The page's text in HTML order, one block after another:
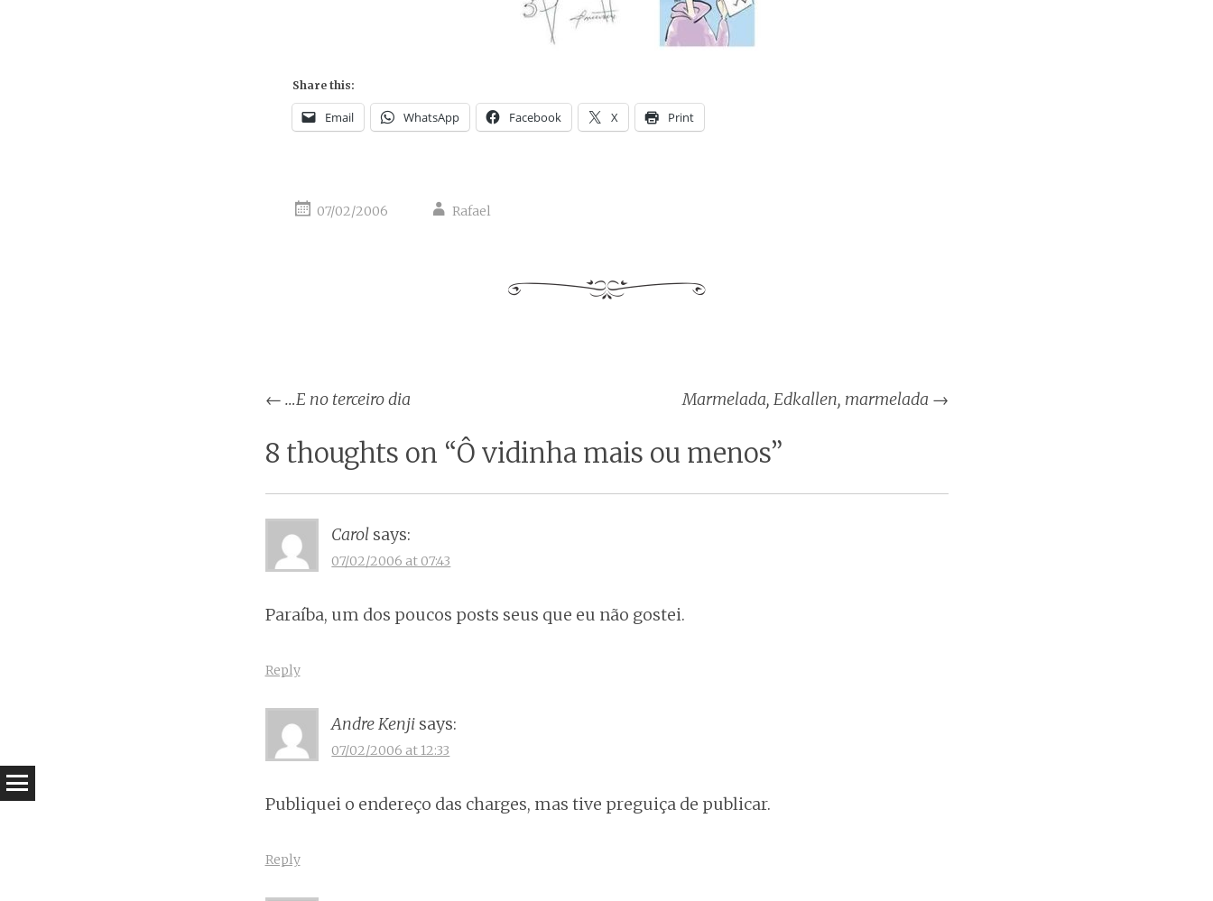
Share this:
Email WhatsApp Facebook X Print
07/02/2006 Rafael
Post
navigation
← …E no terceiro dia Marmelada, Edkallen, marmelada →
8 thoughts on “Ô vidinha mais ou menos”
Carol says:
07/02/2006 at 07:43
Paraíba, um dos poucos posts seus que eu não gostei.
Reply
Andre Kenji says:
07/02/2006 at 12:33
Publiquei o endereço das charges, mas tive preguiça de publicar.
Reply